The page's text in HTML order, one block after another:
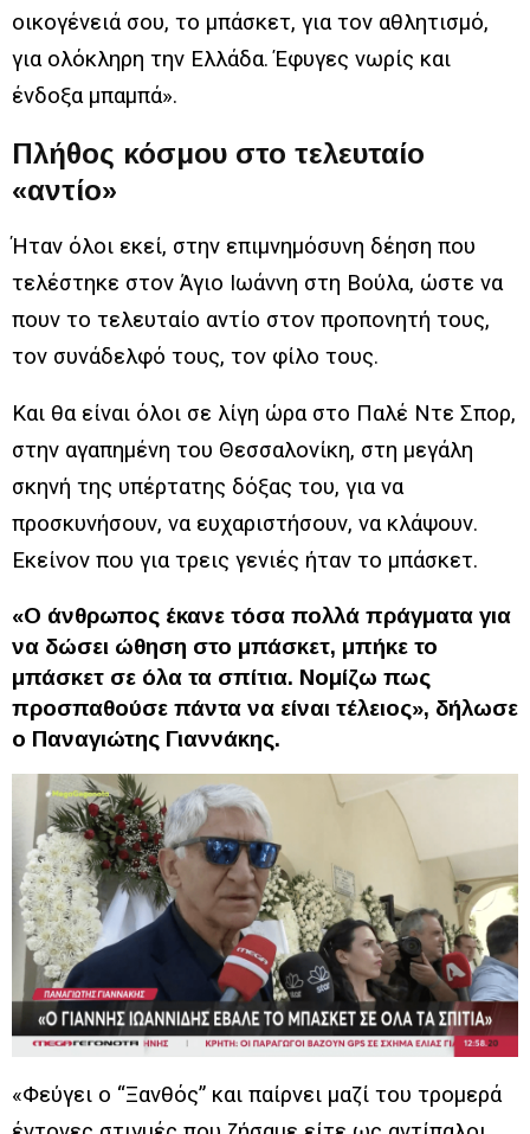
οικογένειά σου, το μπάσκετ, για τον αθλητισμό,
για ολόκληρη την Ελλάδα. Έφυγες νωρίς και
ένδοξα μπαμπά».
Πλήθος κόσμου στο τελευταίο
«αντίο»
Ήταν όλοι εκεί, στην επιμνημόσυνη δέηση που
τελέστηκε στον Άγιο Ιωάννη στη Βούλα, ώστε να
πουν το τελευταίο αντίο στον προπονητή τους,
τον συνάδελφό τους, τον φίλο τους.
Και θα είναι όλοι σε λίγη ώρα στο Παλέ Ντε Σπορ,
στην αγαπημένη του Θεσσαλονίκη, στη μεγάλη
σκηνή της υπέρτατης δόξας του, για να
προσκυνήσουν, να ευχαριστήσουν, να κλάψουν.
Εκείνον που για τρεις γενιές ήταν το μπάσκετ.
«Ο άνθρωπος έκανε τόσα πολλά πράγματα για
να δώσει ώθηση στο μπάσκετ, μπήκε το
μπάσκετ σε όλα τα σπίτια. Νομίζω πως
προσπαθούσε πάντα να είναι τέλειος», δήλωσε
ο Παναγιώτης Γιαννάκης.
«Φεύγει ο “Ξανθός” και παίρνει μαζί του τρομερά